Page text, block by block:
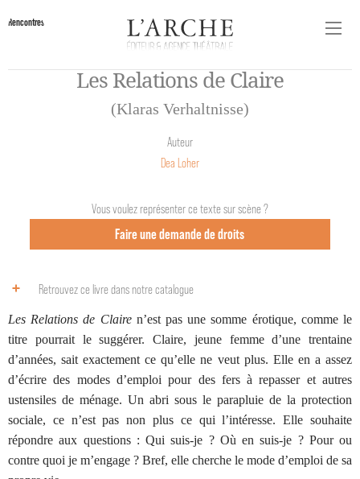
Rencontres
Les Relations de Claire
(Klaras Verhaltnisse)
Auteur
Dea Loher
Vous voulez représenter ce texte sur scène ?
Faire une demande de droits
Retrouvez ce livre dans notre catalogue
Les Relations de Clairen’est pas une somme érotique, comme le
titre pourrait le suggérer. Claire, jeune femme d’une trentaine
d’années, sait exactement ce qu’elle ne veut plus. Elle en a assez
d’écrire des modes d’emploi pour des fers à repasser et autres
ustensiles de ménage. Un abri sous le parapluie de la protection
sociale, ce n’est pas non plus ce qui l’intéresse. Elle souhaite
répondre aux questions : Qui suis-je ? Où en suis-je ? Pour ou
contre quoi je m’engage ? Bref, elle cherche le mode d’emploi de sa